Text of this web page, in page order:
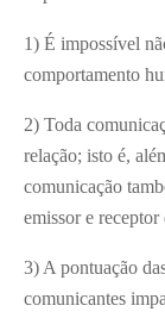
1) É impossível
comportamento
2) Toda
relação; isto é,
comunicação
emissor e receptor
3) A pontuação
comunicantes